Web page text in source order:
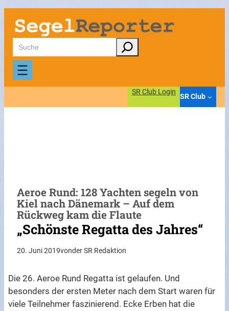
Zum
Inhalt
springen
Suchen
SR Club Login
SR Club
Aeroe Rund: 128 Yachten segeln von
Kiel nach Dänemark – Auf dem
Rückweg kam die Flaute
„Schönste Regatta des Jahres“
20. Juni 2019vonder SR Redaktion
Die 26. Aeroe Rund Regatta ist gelaufen. Und
besonders der ersten Meter nach dem Start waren für
viele Teilnehmer faszinierend. Ecke Erben hat die